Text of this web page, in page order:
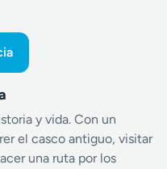
y vida. Con un
el casco antiguo, visitar
una ruta por los